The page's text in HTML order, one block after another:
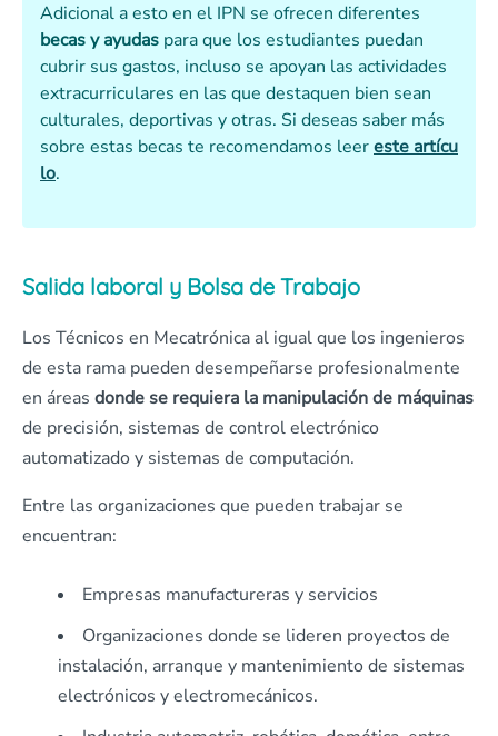
Adicional a esto en el IPN se ofrecen diferentes
becas y ayudas para que los estudiantes puedan
cubrir sus gastos, incluso se apoyan las actividades
extracurriculares en las que destaquen bien sean
culturales, deportivas y otras. Si deseas saber más
sobre estas becas te recomendamos leereste artícu
lo.
Salida laboral y Bolsa de Trabajo
Los Técnicos en Mecatrónica al igual que los ingenieros
de esta rama pueden desempeñarse profesionalmente
en áreas donde se requiera la manipulación de máquinas
de precisión, sistemas de control electrónico
automatizado y sistemas de computación.
Entre las organizaciones que pueden trabajar se
encuentran:
Empresas manufactureras y servicios
Organizaciones donde se lideren proyectos de
instalación, arranque y mantenimiento de sistemas
electrónicos y electromecánicos.